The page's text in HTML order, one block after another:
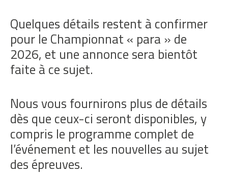
Quelques détails restent à confirmer
pour le Championnat « para » de
2026, et une annonce sera bientôt
faite à ce sujet.
Nous vous fournirons plus de détails
dès que ceux-ci seront disponibles, y
compris le programme complet de
l’événement et les nouvelles au sujet
des épreuves.